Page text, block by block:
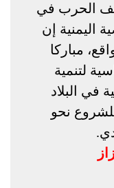
الحرب في
اليمنية إن
مباركا
لتنمية
في البلاد
للشروع نحو